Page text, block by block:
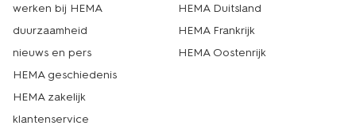
werken bij HEMA
duurzaamheid
nieuws en pers
HEMA geschiedenis
HEMA zakelijk
klantenservice
HEMA Duitsland
HEMA Frankrijk
HEMA Oostenrijk